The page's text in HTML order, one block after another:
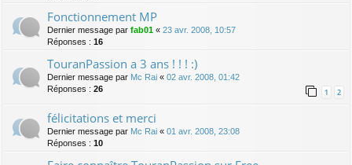
Fonctionnement MP
Dernier message par fab01 « 23 avr. 2008, 10:57
Réponses : 16
TouranPassion a 3 ans ! ! ! :)
Dernier message par Mc Rai « 02 avr. 2008, 01:42
Réponses : 26 1 2
félicitations et merci
Dernier message par Mc Rai « 01 avr. 2008, 23:08
Réponses : 10